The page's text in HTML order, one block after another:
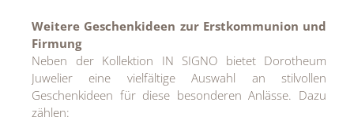
Weitere Geschenkideen zur Erstkommunion und
Firmung
Neben der Kollektion IN SIGNO bietet Dorotheum
Juwelier eine vielfältige Auswahl an stilvollen
Geschenkideen für diese besonderen Anlässe. Dazu
zählen: